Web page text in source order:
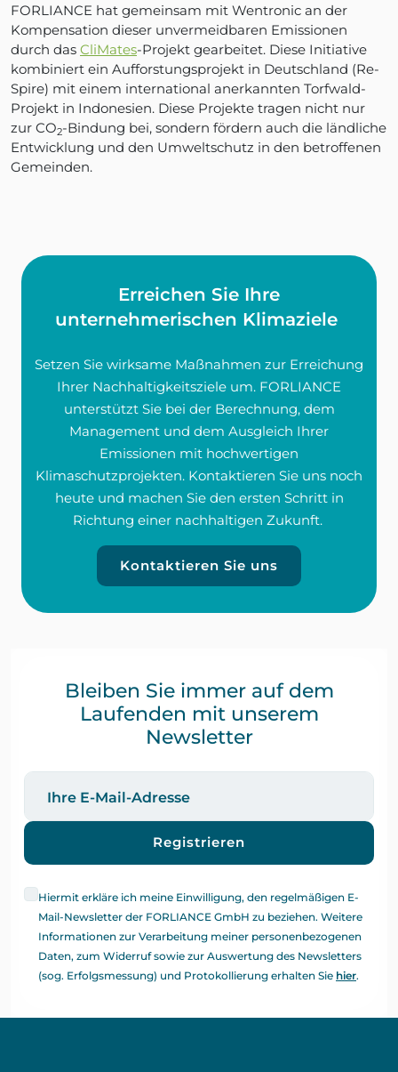
FORLIANCE hat gemeinsam mit Wentronic an der
Kompensation dieser unvermeidbaren Emissionen
durch das CliMates-Projekt gearbeitet. Diese Initiative
kombiniert ein Aufforstungsprojekt in Deutschland (Re-
Spire) mit einem international anerkannten Torfwald-
Projekt in Indonesien. Diese Projekte tragen nicht nur
zur CO2-Bindung bei, sondern fördern auch die ländliche
Entwicklung und den Umweltschutz in den betroffenen
Gemeinden.
Erreichen Sie Ihre
unternehmerischen Klimaziele
Setzen Sie wirksame Maßnahmen zur Erreichung
Ihrer Nachhaltigkeitsziele um. FORLIANCE
unterstützt Sie bei der Berechnung, dem
Management und dem Ausgleich Ihrer
Emissionen mit hochwertigen
Klimaschutzprojekten. Kontaktieren Sie uns noch
heute und machen Sie den ersten Schritt in
Richtung einer nachhaltigen Zukunft.
Kontaktieren Sie uns
Bleiben Sie immer auf dem
Laufenden mit unserem
Newsletter
Registrieren
Hiermit erkläre ich meine Einwilligung, den regelmäßigen E-
Mail-Newsletter der FORLIANCE GmbH zu beziehen. Weitere
Informationen zur Verarbeitung meiner personenbezogenen
Daten, zum Widerruf sowie zur Auswertung des Newsletters
(sog. Erfolgsmessung) und Protokollierung erhalten Sie hier.